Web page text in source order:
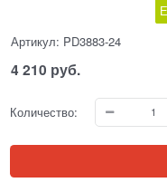
Артикул: PD3883-24
4 210 руб.
Количество: